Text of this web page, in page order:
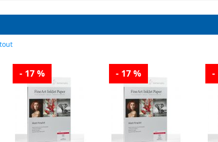
- 17 % - 17 % -